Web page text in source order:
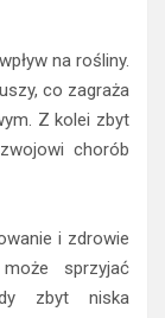
na rośliny.
co zagraża
Z kolei zbyt
chorób
i zdrowie
sprzyjać
zbyt niska